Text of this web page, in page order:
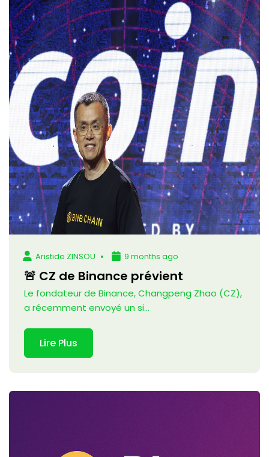
Aristide ZINSOU 9 months ago
🚨 CZ de Binance prévient
Le fondateur de Binance, Changpeng Zhao (CZ),
a récemment envoyé un si...
Lire Plus